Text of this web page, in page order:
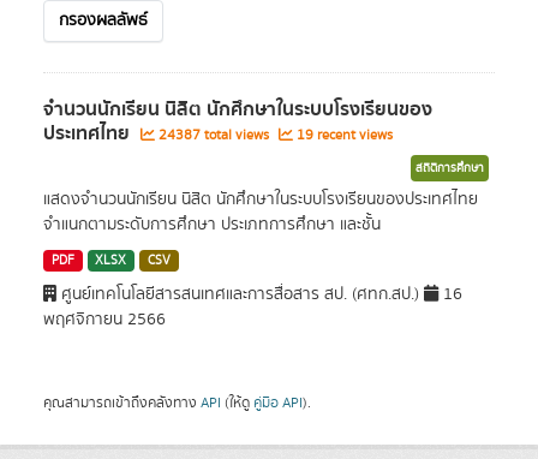
กรองผลลัพธ์
จำนวนนักเรียน นิสิต นักศึกษาในระบบโรงเรียนของ
ประเทศไทย 24387 total views 19 recent views
สถิติการศึกษา
แสดงจำนวนนักเรียน นิสิต นักศึกษาในระบบโรงเรียนของประเทศไทย
จำแนกตามระดับการศึกษา ประเภทการศึกษา และชั้น
PDF XLSX CSV
ศูนย์เทคโนโลยีสารสนเทศและการสื่อสาร สป. (ศทก.สป.)
16
พฤศจิกายน 2566
คุณสามารถเข้าถึงคลังทาง API (ให้ดู คู่มือ API).